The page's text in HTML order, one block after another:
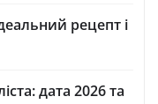
рецепт і
дата 2026 та